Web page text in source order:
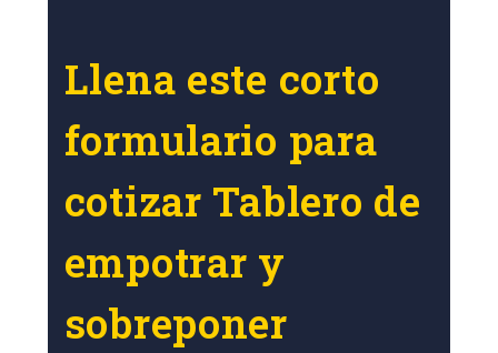
Llena este corto
formulario para
cotizar Tablero de
empotrar y
sobreponer